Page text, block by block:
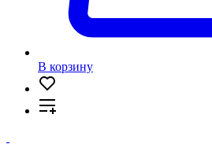
В корзину